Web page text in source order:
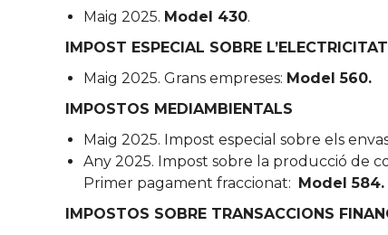
Maig 2025. Model 430.
IMPOST ESPECIAL SOBRE L’ELECTRICITAT
Maig 2025. Grans empreses: Model 560.
IMPOSTOS MEDIAMBIENTALS
Maig 2025. Impost especial sobre els
Any 2025. Impost sobre la producció de
Primer pagament fraccionat: Model 584.
IMPOSTOS SOBRE TRANSACCIONS